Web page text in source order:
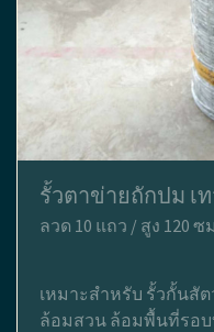
รั้วตาข่ายถักปม เ
ลวด 10 แถว / สูง 120 ซ
เหมาะสำหรับ รั้วกั้นสั
ล้อมสวน ล้อมพื้นที่รอ